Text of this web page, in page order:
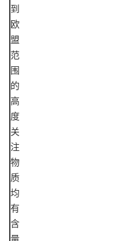
到
欧
盟
范
围
的
高
度
关
注
物
质
均
有
含